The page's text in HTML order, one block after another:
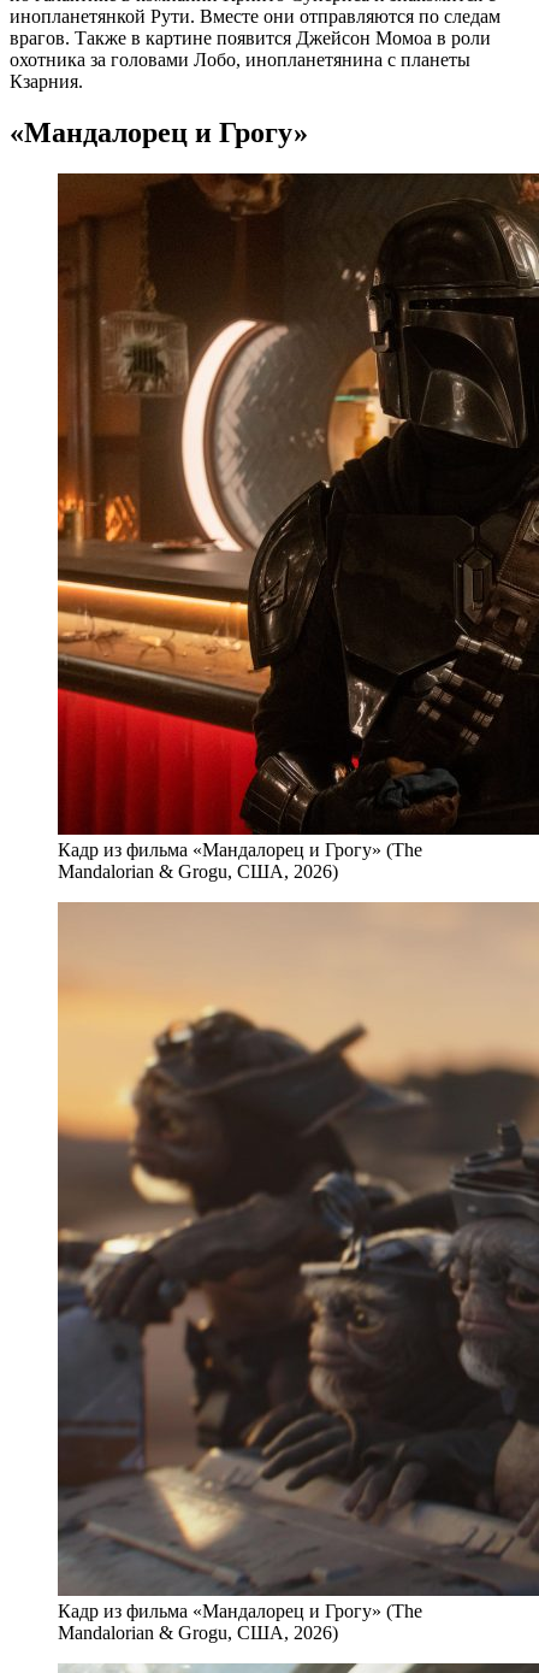
инопланетянкой Рути. Вместе они отправляются по следам
врагов. Также в картине появится Джейсон Момоа в роли
охотника за головами Лобо, инопланетянина с планеты
Кзарния.
«Мандалорец и Грогу»
Кадр из фильма «Мандалорец и Грогу» (The
Mandalorian & Grogu, США, 2026)
Кадр из фильма «Мандалорец и Грогу» (The
Mandalorian & Grogu, США, 2026)